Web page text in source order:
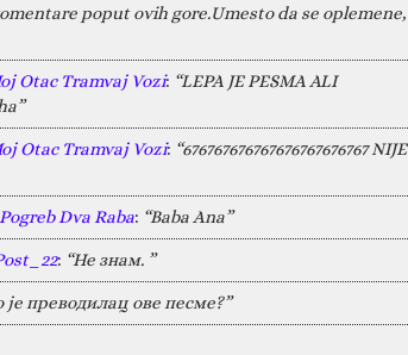
poput ovih gore.Umesto da se oplemene,
Otac Tramvaj Vozi: “LEPA JE PESMA ALI
Otac Tramvaj Vozi: “676767676767676767676767 NIJE
Dva Raba: “Baba Ana”
: “Не знам. ”
је преводилац ове песме?”